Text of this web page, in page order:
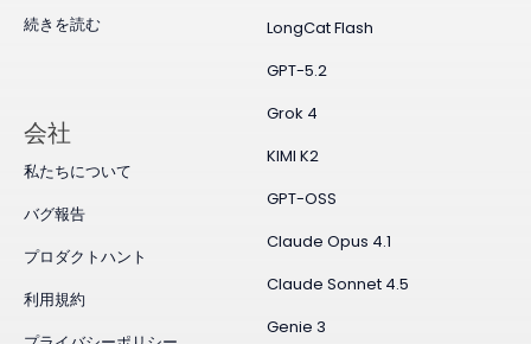
続きを読む
LongCat Flash
GPT-5.2
Grok 4
KIMI K2
GPT-OSS
Claude Opus 4.1
Claude Sonnet 4.5
Genie 3
会社
私たちについて
バグ報告
プロダクトハント
利用規約